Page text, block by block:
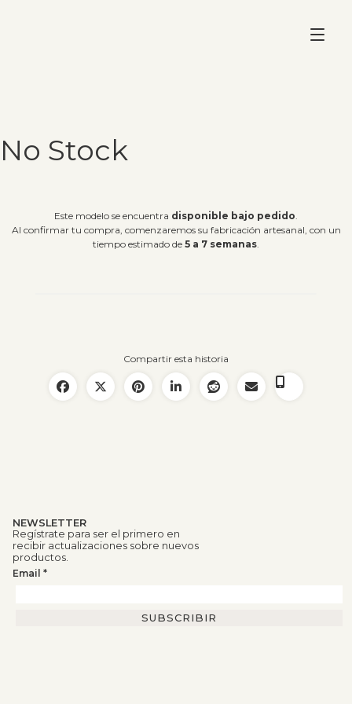
No Stock
Este modelo se encuentra disponible bajo pedido.
Al confirmar tu compra, comenzaremos su fabricación artesanal, con un
tiempo estimado de 5 a 7 semanas.
Compartir esta historia
NEWSLETTER
Regístrate para ser el primero en
recibir actualizaciones sobre nuevos
productos.
Email *